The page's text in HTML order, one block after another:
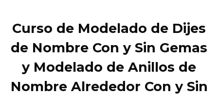
Curso de Modelado de Dijes
de Nombre Con y Sin Gemas
y Modelado de Anillos de
Nombre Alrededor Con y Sin